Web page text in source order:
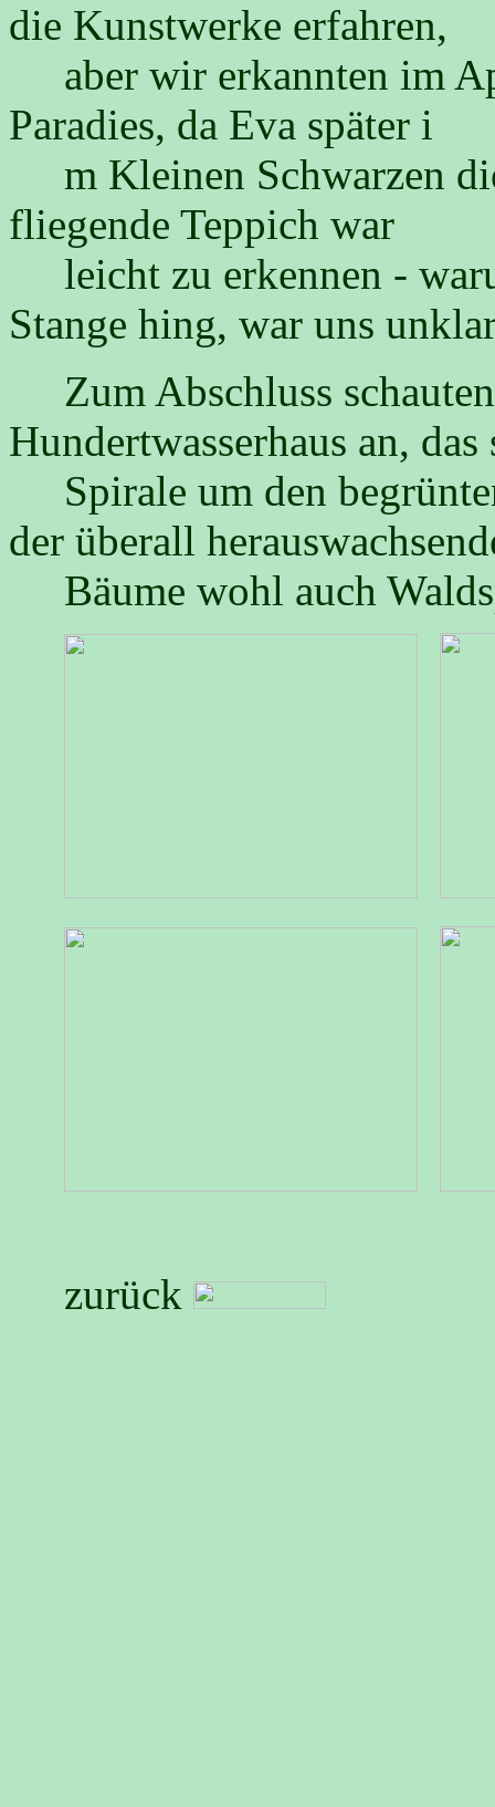
die Kunstwerke erfahren,
aber wir erkannten im
Paradies, da Eva später i
m Kleinen Schwarzen
fliegende Teppich war
leicht zu erkennen -
Stange hing, war uns
Zum Abschluss
Hundertwasserhaus an,
Spirale um den
der überall
Bäume wohl auch
zurück